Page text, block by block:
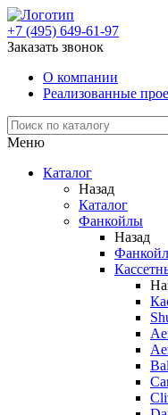
+7 (495) 649-61-97
Заказать звонок
О компании
Реализованные
Меню
Каталог
Назад
Каталог
Фанкойлы
Назад